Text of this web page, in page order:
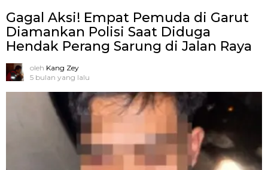
Gagal Aksi! Empat Pemuda di Garut
Diamankan Polisi Saat Diduga
Hendak Perang Sarung di Jalan Raya
oleh Kang Zey
5 bulan yang lalu